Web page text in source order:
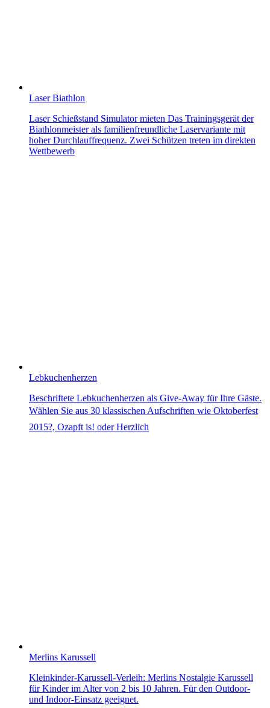
Laser Biathlon
Laser Schießstand Simulator mieten Das Trainingsgerät der
Biathlonmeister als familienfreundliche Laservariante mit
hoher Durchlauffrequenz. Zwei Schützen treten im direkten
Wettbewerb
Lebkuchenherzen
Beschriftete Lebkuchenherzen als Give-Away für Ihre Gäste.
Wählen Sie aus 30 klassischen Aufschriften wie Oktoberfest
2015?, Ozapft is! oder Herzlich
Merlins Karussell
Kleinkinder-Karussell-Verleih: Merlins Nostalgie Karussell
für Kinder im Alter von 2 bis 10 Jahren. Für den Outdoor-
und Indoor-Einsatz geeignet.